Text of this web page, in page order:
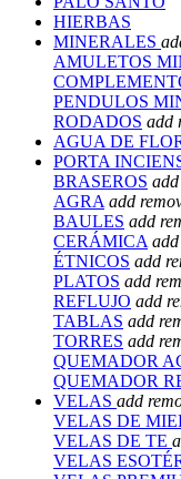
HIERBAS
MINERALES
AMULETOS
PENDULOS
RODADOS add
AGUA DE
PORTA
BRASEROS add
AGRA add
BAULES add
CERÁMICA add
ÉTNICOS add
PLATOS add
REFLUJO add
TABLAS add
TORRES add
QUEMADOR
QUEMADOR
VELAS add
VELAS DE
VELAS DE TE
VELAS